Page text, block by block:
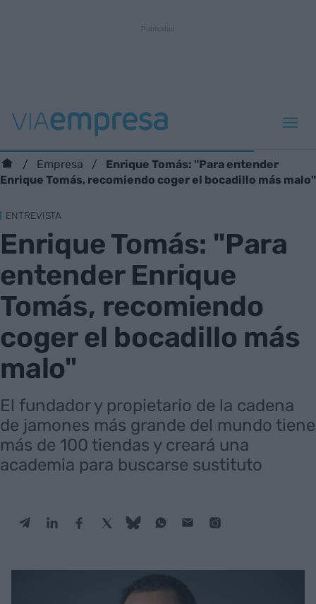
Empresa
Enrique Tomás: "Para entender
Enrique Tomás, recomiendo coger el bocadillo más malo"
ENTREVISTA
Enrique Tomás: "Para
entender Enrique
Tomás, recomiendo
coger el bocadillo más
malo"
El fundador y propietario de la cadena
de jamones más grande del mundo tiene
más de 100 tiendas y creará una
academia para buscarse sustituto